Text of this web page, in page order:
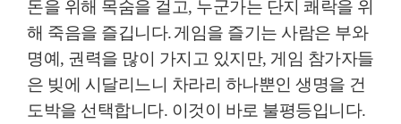
돈을 위해 목숨을 걸고, 누군가는 단지 쾌락을 위
해 죽음을 즐깁니다.게임을 즐기는 사람은 부와
명예, 권력을 많이 가지고 있지만, 게임 참가자들
은 빚에 시달리느니 차라리 하나뿐인 생명을 건
도박을 선택합니다. 이것이 바로 불평등입니다.